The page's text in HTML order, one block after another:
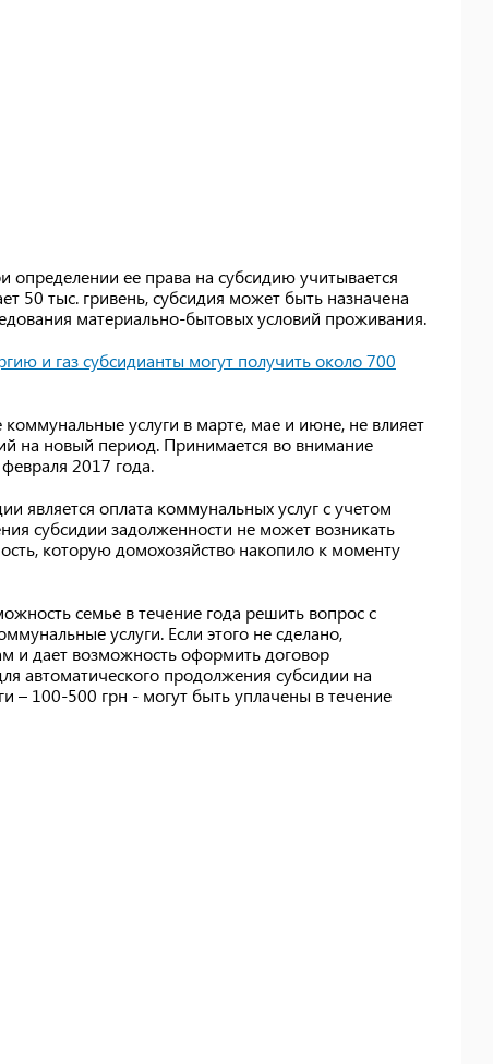
определении ее права на субсидию учитывается
50 тыс. гривень, субсидия может быть назначена
материально-бытовых условий проживания.
и газ субсидианты могут получить около 700
услуги в марте, мае и июне, не влияет
на новый период. Принимается во внимание
2017 года.
является оплата коммунальных услуг с учетом
субсидии задолженности не может возникать
которую домохозяйство накопило к моменту
семье в течение года решить вопрос с
услуги. Если этого не сделано,
и дает возможность оформить договор
автоматического продолжения субсидии на
– 100-500 грн - могут быть уплачены в течение